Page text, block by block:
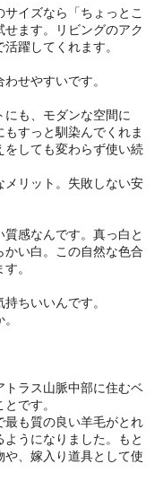
イズなら「ちょっとこ
ます。リビングのアク
躍してくれます。
せやすいです。
も、モダンな空間に
すっと馴染んでくれま
しても変わらず使い続
リット。失敗しない安
感なんです。真っ白と
い白。この自然な色合
。
ちいいんです。
トラス山脈中部に住むベ
です。
最も質の良い羊毛がとれ
うになりました。もと
や、嫁入り道具として使